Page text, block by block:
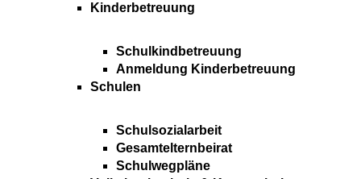
Kinderbetreuung
Schulkindbetreuung
Anmeldung Kinderbetreuung
Schulen
Schulsozialarbeit
Gesamtelternbeirat
Schulwegpläne